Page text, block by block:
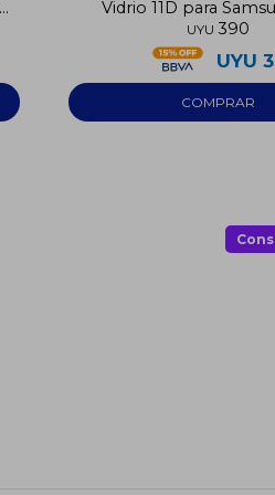
Vidrio 11D para
UYU 390
UYU